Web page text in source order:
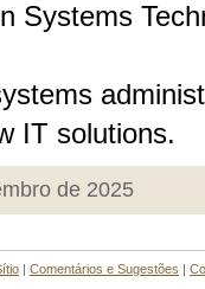
Systems
IT solutions.
de 2025
| Comentários e Sugestões |